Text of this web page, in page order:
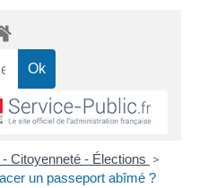
Citoyenneté - Élections >
un passeport abîmé ?